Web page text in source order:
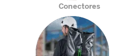
Conectores